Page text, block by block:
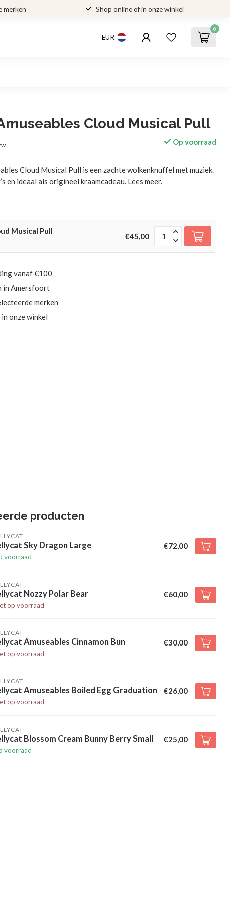
merken Shop online of in onze winkel
EUR
0
Cloud Musical Pull
Op voorraad
Cloud Musical Pull is een zachte wolkenknuffel met muziek.
en ideaal als origineel kraamcadeau. Lees meer.
Musical Pull
€45,00
vanaf €100
in Amersfoort
merken
onze winkel
producten
Sky Dragon Large
voorraad
€72,00
Nozzy Polar Bear
op voorraad
€60,00
Amuseables Cinnamon Bun
op voorraad
€30,00
Amuseables Boiled Egg Graduation
op voorraad
€26,00
Blossom Cream Bunny Berry Small
voorraad
€25,00